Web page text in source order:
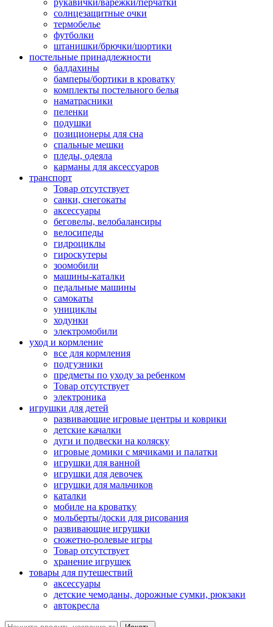
рукавички/варежки/перчатки
солнцезащитные очки
термобелье
футболки
штанишки/брючки/шортики
постельные принадлежности
балдахины
бамперы/бортики в кроватку
комплекты постельного белья
наматрасники
пеленки
подушки
позиционеры для сна
спальные мешки
пледы, одеяла
карманы для аксеcсуаров
транспорт
Товар отсутствует
санки, снегокаты
аксессуары
беговелы, велобалансиры
велосипеды
гидроциклы
гироскутеры
зоомобили
машины-каталки
педальные машины
самокаты
унициклы
ходунки
электромобили
уход и кормление
все для кормления
подгузники
предметы по уходу за ребенком
Товар отсутствует
электроника
игрушки для детей
развивающие игровые центры и коврики
детские качалки
дуги и подвески на коляску
игровые домики с мячиками и палатки
игрушки для ванной
игрушки для девочек
игрушки для мальчиков
каталки
мобиле на кроватку
мольберты/доски для рисования
развивающие игрушки
сюжетно-ролевые игры
Товар отсутствует
хранение игрушек
товары для путешествий
аксессуары
детские чемоданы, дорожные сумки, рюкзаки
автокресла